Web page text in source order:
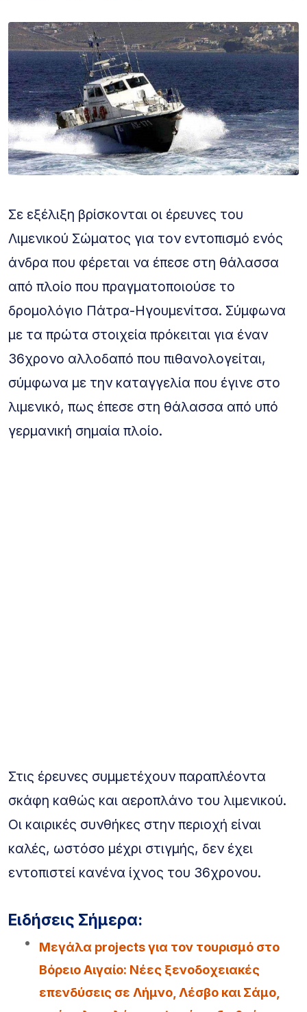
Σε εξέλιξη βρίσκονται οι έρευνες του
Λιμενικού Σώματος για τον εντοπισμό ενός
άνδρα που φέρεται να έπεσε στη θάλασσα
από πλοίο που πραγματοποιούσε το
δρομολόγιο Πάτρα-Ηγουμενίτσα. Σύμφωνα
με τα πρώτα στοιχεία πρόκειται για έναν
36χρονο αλλοδαπό που πιθανολογείται,
σύμφωνα με την καταγγελία που έγινε στο
λιμενικό, πως έπεσε στη θάλασσα από υπό
γερμανική σημαία πλοίο.
Στις έρευνες συμμετέχουν παραπλέοντα
σκάφη καθώς και αεροπλάνο του λιμενικού.
Οι καιρικές συνθήκες στην περιοχή είναι
καλές, ωστόσο μέχρι στιγμής, δεν έχει
εντοπιστεί κανένα ίχνος του 36χρονου.
Ειδήσεις Σήμερα:
Μεγάλα projects για τον τουρισμό στο
Βόρειο Αιγαίο: Νέες ξενοδοχειακές
επενδύσεις σε Λήμνο, Λέσβο και Σάμο,